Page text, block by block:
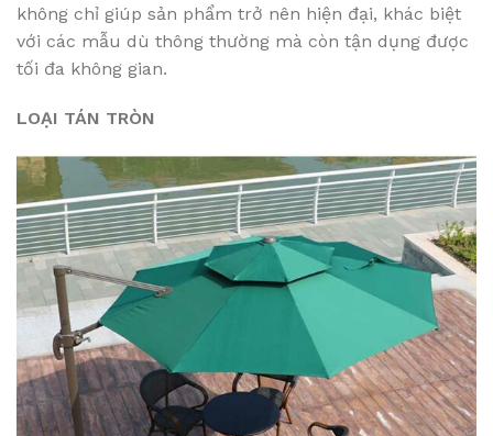
không chỉ giúp sản phẩm trở nên hiện đại, khác biệt
với các mẫu dù thông thường mà còn tận dụng được
tối đa không gian.
LOẠI TÁN TRÒN